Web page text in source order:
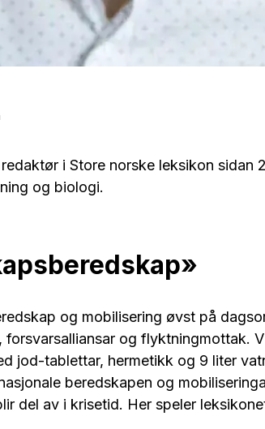
i Store norske leksikon sidan
og biologi.
og mobilisering øvst på
forsvarsalliansar og flyktningmottak.
jod-tablettar, hermetikk og 9 liter
beredskapen og
del av i krisetid. Her speler